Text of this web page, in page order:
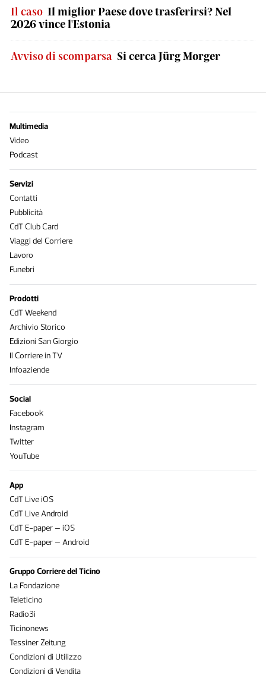
Il caso Il miglior Paese dove trasferirsi? Nel
2026 vince l'Estonia
Avviso di scomparsa Si cerca Jürg Morger
Multimedia
Video
Podcast
Servizi
Contatti
Pubblicità
CdT Club Card
Viaggi del Corriere
Lavoro
Funebri
Prodotti
CdT Weekend
Archivio Storico
Edizioni San Giorgio
Il Corriere in TV
Infoaziende
Social
Facebook
Instagram
Twitter
YouTube
App
CdT Live iOS
CdT Live Android
CdT E-paper – iOS
CdT E-paper – Android
Gruppo Corriere del Ticino
La Fondazione
Teleticino
Radio3i
Ticinonews
Tessiner Zeitung
Condizioni di Utilizzo
Condizioni di Vendita